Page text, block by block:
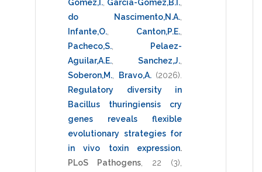
Gomez,I., Garcia-Gomez,B.I.,
do Nascimento,N.A.,
Infante,O., Canton,P.E.,
Pacheco,S.,
Pelaez-
Aguilar,A.E., Sanchez,J.,
Soberon,M., Bravo,A. (2026).
Regulatory diversity in
Bacillus thuringiensis cry
genes reveals flexible
evolutionary strategies for
in vivo toxin expression.
PLoS Pathogens, 22 (3),